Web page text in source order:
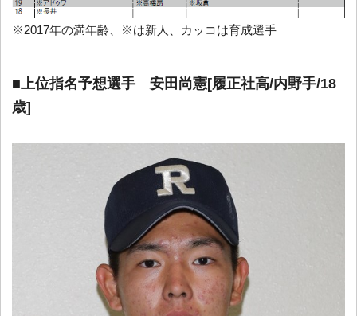
※2017年の満年齢、※は新人、カッコは育成選手
■上位指名予想選手 安田尚憲[履正社高/内野手/18
歳]